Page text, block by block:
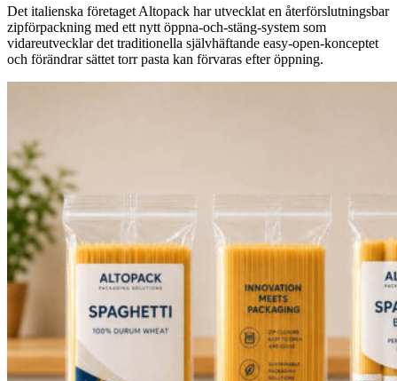
Det italienska företaget Altopack har utvecklat en återförslutningsbar
zipförpackning med ett nytt öppna-och-stäng-system som
vidareutvecklar det traditionella självhäftande easy-open-konceptet
och förändrar sättet torr pasta kan förvaras efter öppning.